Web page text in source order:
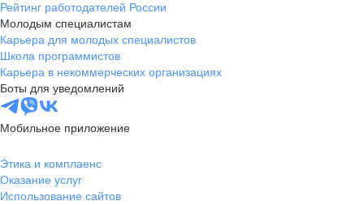
Рейтинг работодателей России
Молодым специалистам
Карьера для молодых специалистов
Школа программистов
Карьера в некоммерческих организациях
Боты для уведомлений
Мобильное приложение
Этика и комплаенс
Оказание услуг
Использование сайтов